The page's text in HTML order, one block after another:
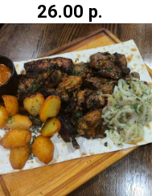
26.00 р.